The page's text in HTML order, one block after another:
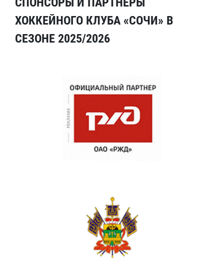
ХОККЕЙНОГО КЛУБА «СОЧИ» В
СЕЗОНЕ 2025/2026